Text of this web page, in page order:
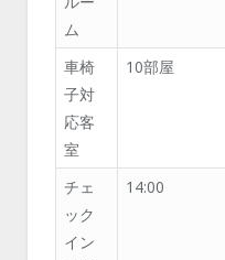
ム
車椅
子対
応客
室
10部屋
チェ
ック
イン
14:00